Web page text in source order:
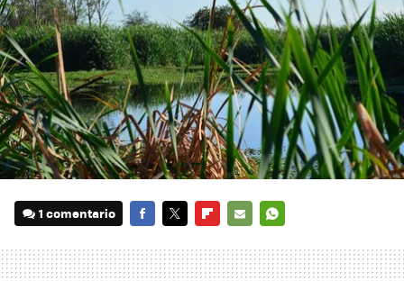
1 comentario
MAIL